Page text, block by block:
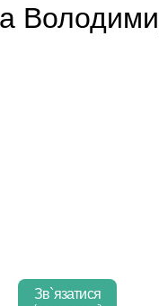
Зв`язатися